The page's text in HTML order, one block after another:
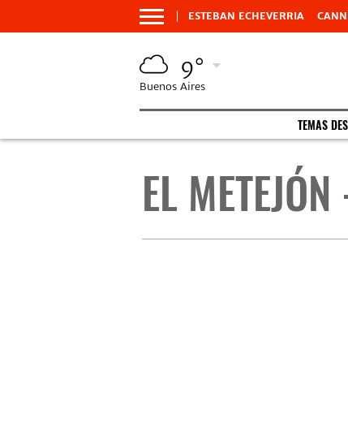
ESTEBAN ECHEVERRIA
9°
Buenos Aires
TEMAS
EL